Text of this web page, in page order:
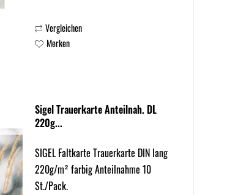
Vergleichen
Merken
Sigel Trauerkarte Anteilnah. DL
220g...
SIGEL Faltkarte Trauerkarte DIN lang
220g/m² farbig Anteilnahme 10
St./Pack.